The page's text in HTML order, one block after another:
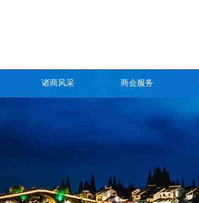
诸商风采 商会服务